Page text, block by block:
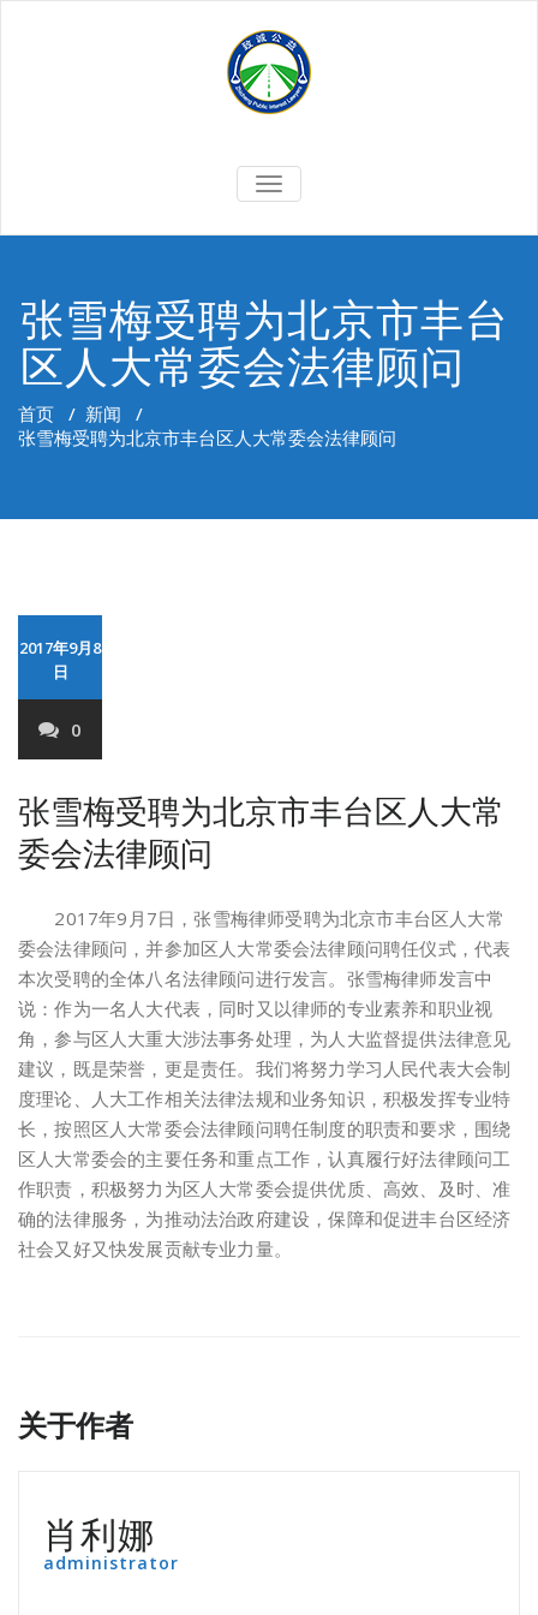
切
换
张雪梅受聘为北京市丰台
区人大常委会法律顾问
首页 / 新闻 /
张雪梅受聘为北京市丰台区人大常委会法律顾问
2017年9月8
日
0
张雪梅受聘为北京市丰台区人大常
委会法律顾问
2017年9月7日，张雪梅律师受聘为北京市丰台区人大常
委会法律顾问，并参加区人大常委会法律顾问聘任仪式，代表
本次受聘的全体八名法律顾问进行发言。张雪梅律师发言中
说：作为一名人大代表，同时又以律师的专业素养和职业视
角，参与区人大重大涉法事务处理，为人大监督提供法律意见
建议，既是荣誉，更是责任。我们将努力学习人民代表大会制
度理论、人大工作相关法律法规和业务知识，积极发挥专业特
长，按照区人大常委会法律顾问聘任制度的职责和要求，围绕
区人大常委会的主要任务和重点工作，认真履行好法律顾问工
作职责，积极努力为区人大常委会提供优质、高效、及时、准
确的法律服务，为推动法治政府建设，保障和促进丰台区经济
社会又好又快发展贡献专业力量。
关于作者
肖利娜
administrator